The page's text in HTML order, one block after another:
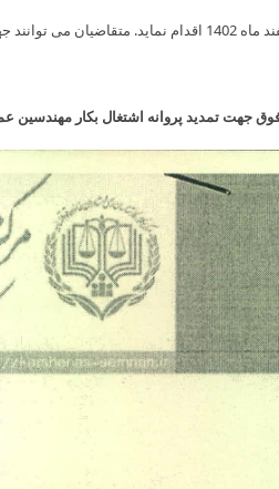
جهت تمدید پروانه اشتغال بکار مهندسین